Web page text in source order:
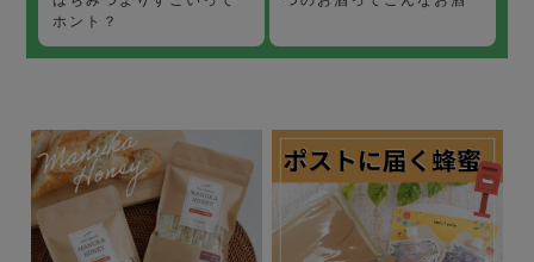
ホント？